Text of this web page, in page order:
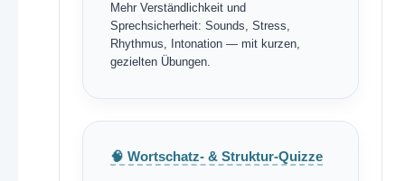
Mehr Verständlichkeit und
Sprechsicherheit: Sounds, Stress,
Rhythmus, Intonation — mit kurzen,
gezielten Übungen.
🧠 Wortschatz- & Struktur-Quizze